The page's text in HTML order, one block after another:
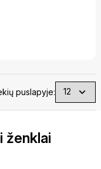
puslapyje:
ženklai